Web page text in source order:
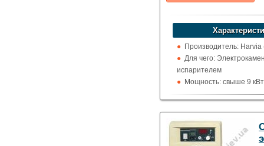
Указать цену
Производитель:
Для чего:
испарителем
Мощность: свыше 9 кВт
Отображение